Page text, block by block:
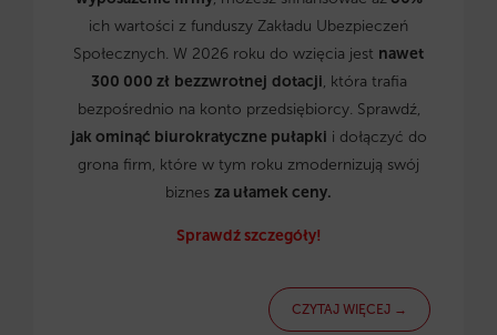
ich wartości z funduszy Zakładu Ubezpieczeń
Społecznych. W 2026 roku do wzięcia jest nawet
300 000 zł bezzwrotnej dotacji, która trafia
bezpośrednio na konto przedsiębiorcy. Sprawdź,
jak ominąć biurokratyczne pułapki i dołączyć do
grona firm, które w tym roku zmodernizują swój
biznes za ułamek ceny.
Sprawdź szczegóły!
CZYTAJ WIĘCEJ →